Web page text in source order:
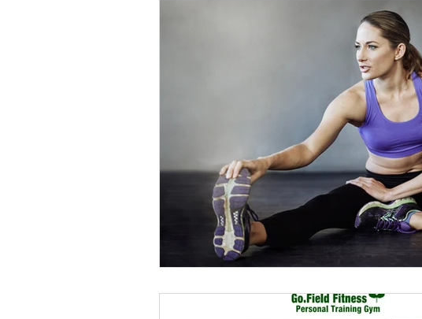
栄養と食
アイテム（
加圧トレーニング（KAATU training） トレ
MARE Cycle Field MARE イベントエントリ